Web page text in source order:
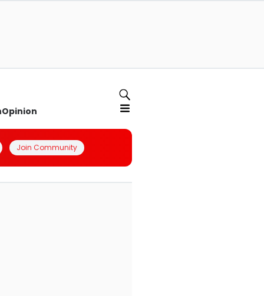
Opinion
Join Community